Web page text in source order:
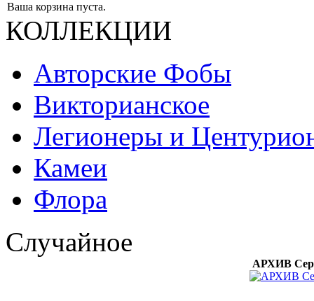
Ваша корзина пуста.
КОЛЛЕКЦИИ
Авторские Фобы
Викторианское
Легионеры и
Камеи
Флора
Случайное
АРХИВ